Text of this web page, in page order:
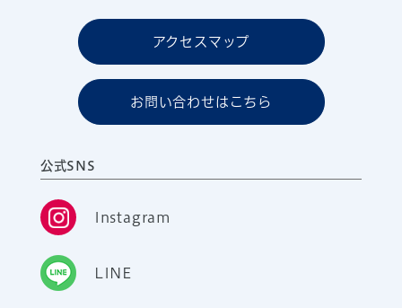
アクセスマップ
お問い合わせはこちら
公式SNS
Instagram
LINE